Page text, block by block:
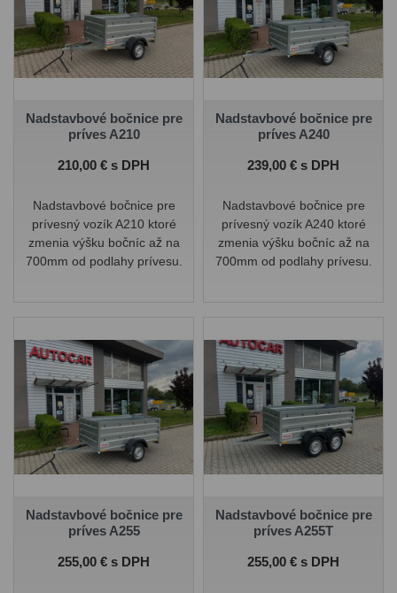
Nadstavbové bočnice pre
príves A210
Cena
210,00 € s DPH
Nadstavbové bočnice pre
prívesný vozík A210 ktoré
zmenia výšku bočníc až na
700mm od podlahy prívesu.
Nadstavbové bočnice pre
príves A240
Cena
239,00 € s DPH
Nadstavbové bočnice pre
prívesný vozík A240 ktoré
zmenia výšku bočníc až na
700mm od podlahy prívesu.
Nadstavbové bočnice pre
príves A255
Cena
255,00 € s DPH
Nadstavbové bočnice pre
príves A255T
Cena
255,00 € s DPH